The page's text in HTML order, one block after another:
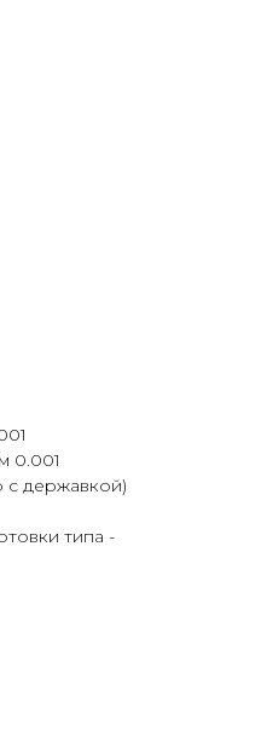
0.001
с державкой)
типа -